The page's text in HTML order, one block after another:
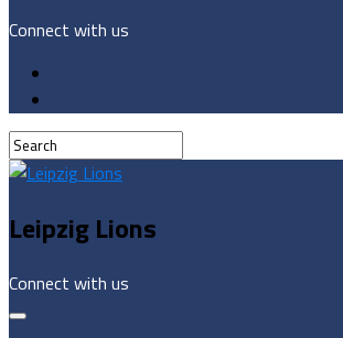
Connect with us
Leipzig Lions
Connect with us